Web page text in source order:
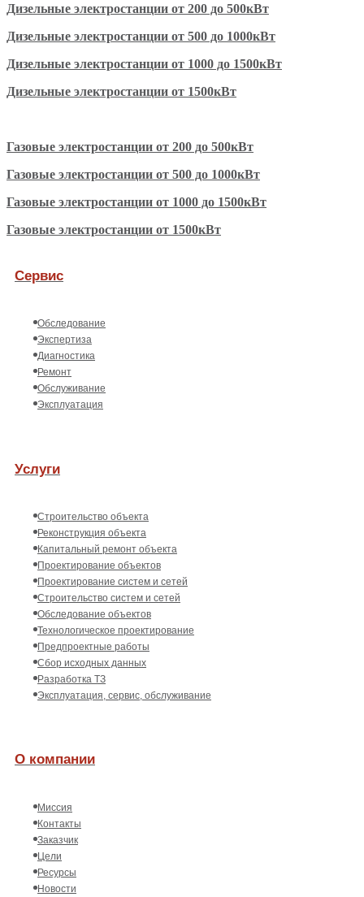
Дизельные электростанции от 200 до 500кВт
Дизельные электростанции от 500 до 1000кВт
Дизельные электростанции от 1000 до 1500кВт
Дизельные электростанции от 1500кВт
Газовые электростанции от 200 до 500кВт
Газовые электростанции от 500 до 1000кВт
Газовые электростанции от 1000 до 1500кВт
Газовые электростанции от 1500кВт
Сервис
Обследование
Экспертиза
Диагностика
Ремонт
Обслуживание
Эксплуатация
Услуги
Строительство объекта
Реконструкция объекта
Капитальный ремонт объекта
Проектирование объектов
Проектирование систем и сетей
Строительство систем и сетей
Обследование объектов
Технологическое проектирование
Предпроектные работы
Сбор исходных данных
Разработка ТЗ
Эксплуатация, сервис, обслуживание
О компании
Миссия
Контакты
Заказчик
Цели
Ресурсы
Новости